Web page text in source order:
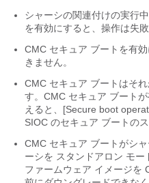
シャーシの関連付けの実行
を有効にすると、操作は失敗
CMC セキュア ブートを有
きません。
CMC セキュア ブートはそ
す。CMC セキュア ブート
えると、[Secure boot
SIOC のセキュア ブートの
CMC セキュア ブートがシ
ーシを スタンドアロン モー
ファームウェア イメージを